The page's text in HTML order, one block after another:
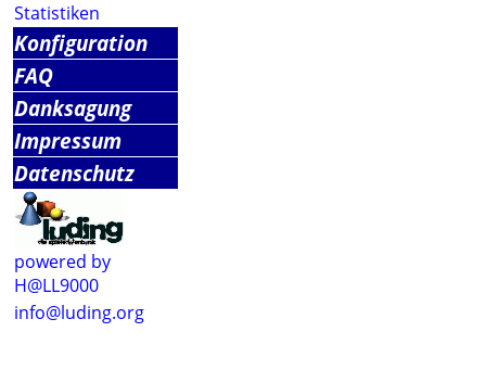
Statistiken
Konfiguration
FAQ
Danksagung
Impressum
Datenschutz
powered by
H@LL9000
info@luding.org